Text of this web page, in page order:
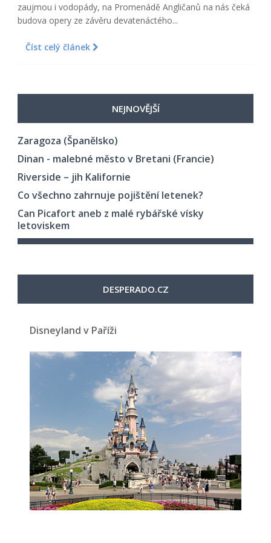
zaujmou i vodopády, na Promenádě Angličanů na nás čeká
budova opery ze závěru devatenáctého...
Číst celý článek
NEJNOVĚJŠÍ
Zaragoza (Španělsko)
Dinan - malebné město v Bretani (Francie)
Riverside – jih Kalifornie
Co všechno zahrnuje pojištění letenek?
Can Picafort aneb z malé rybářské vísky
letoviskem
DESPERADO.CZ
Disneyland v Paříži